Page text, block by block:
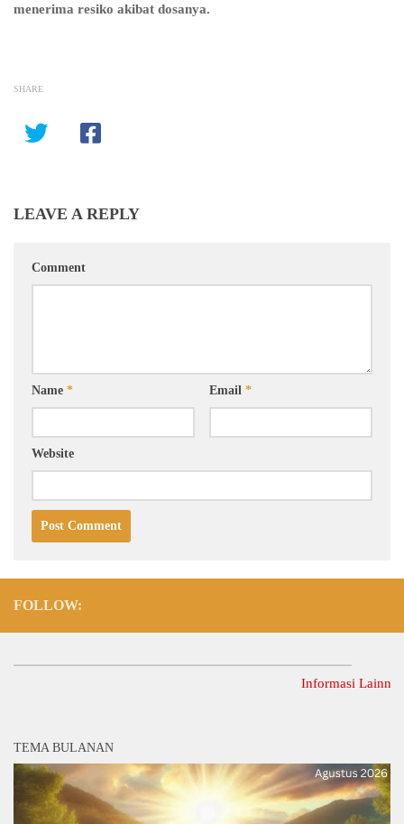
menerima resiko akibat dosanya.
SHARE
LEAVE A REPLY
Comment
Name * Email *
Website
FOLLOW:
Informasi Lainnya
TEMA BULANAN